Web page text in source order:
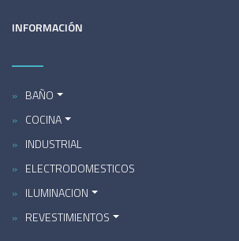
INFORMACIÓN
BAÑO
COCINA
INDUSTRIAL
ELECTRODOMESTICOS
ILUMINACION
REVESTIMIENTOS